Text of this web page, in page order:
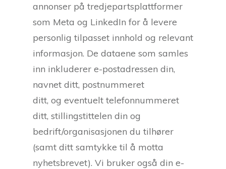
annonser på tredjepartsplattformer
som Meta og LinkedIn for å levere
personlig tilpasset innhold og relevant
informasjon. De dataene som samles
inn inkluderer e-postadressen din,
navnet ditt, postnummeret
ditt, og eventuelt telefonnummeret
ditt, stillingstittelen din og
bedrift/organisasjonen du tilhører
(samt ditt samtykke til å motta
nyhetsbrevet). Vi bruker også din e-